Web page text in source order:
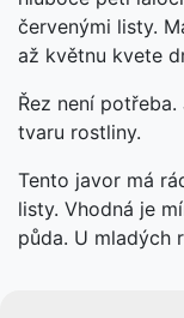
červenými listy.
až květnu kvete
Řez není
tvaru rostliny.
Tento javor má
listy. Vhodná je
půda. U mladých